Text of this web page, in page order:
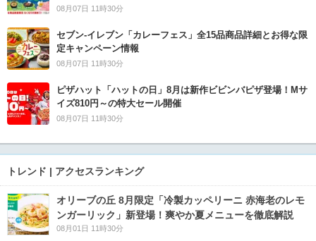
08月07日 11時30分
セブン‐イレブン「カレーフェス」全15品商品詳細とお得な限
定キャンペーン情報
08月07日 11時30分
ピザハット「ハットの日」8月は新作ビビンバピザ登場！Mサ
イズ810円～の特大セール開催
08月07日 11時30分
トレンド | アクセスランキング
オリーブの丘 8月限定「冷製カッペリーニ 赤海老のレモ
ンガーリック」新登場！爽やか夏メニューを徹底解説
08月01日 11時30分